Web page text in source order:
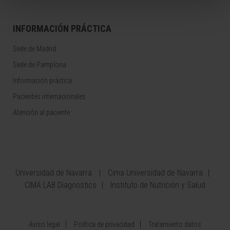
INFORMACIÓN PRÁCTICA
Sede de Madrid
Sede de Pamplona
Información práctica
Pacientes internacionales
Atención al paciente
Universidad de Navarra
Cima Universidad de Navarra
CIMA LAB Diagnostics
Instituto de Nutrición y Salud
Aviso legal Política de privacidad Tratamiento datos